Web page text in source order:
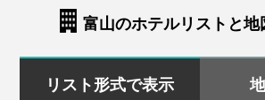
富山のホテルリストと地
リスト形式で表示